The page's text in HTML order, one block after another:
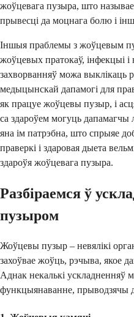
жоўцевага пузыра, што
прывесці да моцнага болю і
Іншыя праблемы з жоўцевым
жоўцевых пратокаў, інфекцыі
захворванняў можа выклікаць
медыцынскай дапамогі для
як працуе жоўцевы пузыр, і
са здароўем могуць дапамагчы
яна ім патрэбна, што спрыяе
праверкі і здаровая дыета
здароўя жоўцевага пузыра.
Разбіраемся ў
пузыром
Жоўцевы пузыр – невялікі
захоўвае жоўць, рэчыва, якое
Аднак некалькі ускладненняў
функцыянаванне, прыводзячы